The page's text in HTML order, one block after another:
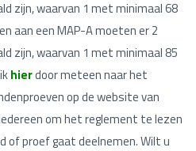
zijn, waarvan 1 met minimaal 68
aan een MAP-A moeten er 2
zijn, waarvan 1 met minimaal 85
hierdoor meteen naar het
op de website van
om het reglement te lezen
of proef gaat deelnemen. Wilt u